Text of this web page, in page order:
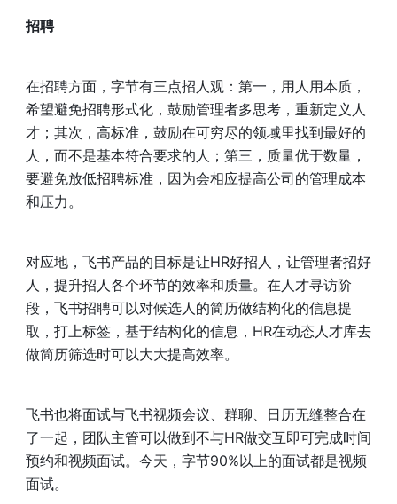
招聘
在招聘方面，字节有三点招人观：第一，用人用本质，
希望避免招聘形式化，鼓励管理者多思考，重新定义人
才；其次，高标准，鼓励在可穷尽的领域里找到最好的
人，而不是基本符合要求的人；第三，质量优于数量，
要避免放低招聘标准，因为会相应提高公司的管理成本
和压力。
对应地，飞书产品的目标是让HR好招人，让管理者招好
人，提升招人各个环节的效率和质量。在人才寻访阶
段，飞书招聘可以对候选人的简历做结构化的信息提
取，打上标签，基于结构化的信息，HR在动态人才库去
做简历筛选时可以大大提高效率。
飞书也将面试与飞书视频会议、群聊、日历无缝整合在
了一起，团队主管可以做到不与HR做交互即可完成时间
预约和视频面试。今天，字节90%以上的面试都是视频
面试。